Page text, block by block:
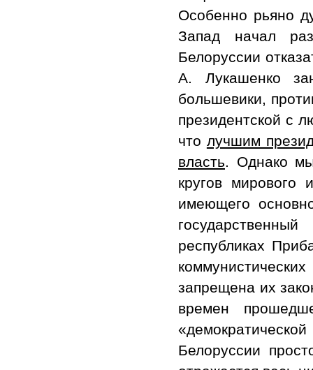
Особенно рьяно
Запад начал
Белоруссии
А. Лукашенко
большевики,
президентской с
что лучшим
власть. Однако
кругов мирового
имеющего
республиках
запрещена их
времен
Белоруссии